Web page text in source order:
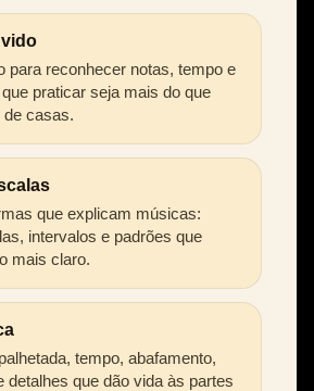
para reconhecer notas, tempo e
praticar seja mais do que
de casas.
que explicam músicas:
intervalos e padrões que
mais claro.
tempo, abafamento,
detalhes que dão vida às partes